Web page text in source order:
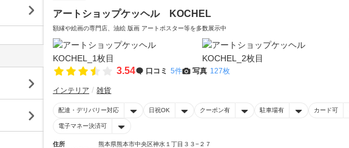
アートショップケッヘル KOCHEL
額縁や絵画の専門店、油絵 版画 アートポスター等を多数展示中
3.54 口コミ 5件 写真 127枚
インテリア 雑貨
配達・デリバリー対応 日祝OK クーポン有 駐車場有 カード可
電子マネー決済可
住所
熊本県熊本市中央区神水１丁目３３−２７